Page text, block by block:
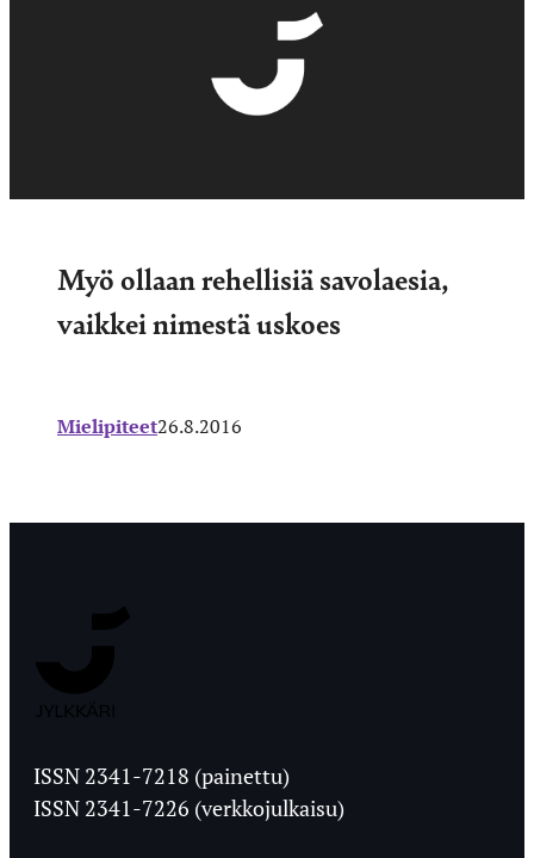
Myö ollaan rehellisiä savolaesia,
vaikkei nimestä uskoes
Mielipiteet26.8.2016
Ylioppilaslehti
ISSN 2341-7218 (painettu)
ISSN 2341-7226 (verkkojulkaisu)